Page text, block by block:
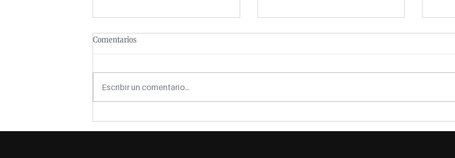
y dependientes: tres figuras,
se tenía por socialista
Comentarios
Escribir un comentario...